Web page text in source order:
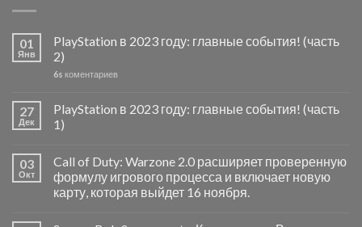
01
Янв
PlayStation в 2023 году: главные события! (часть
2)
6s коментариев
27
Дек
PlayStation в 2023 году: главные события! (часть
1)
03
Окт
Call of Duty: Warzone 2.0 расширяет проверенную
формулу игрового процесса и включает новую
карту, которая выйдет 16 ноября.